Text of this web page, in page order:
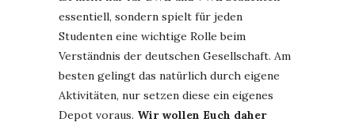
essentiell, sondern spielt für jeden
Studenten eine wichtige Rolle beim
Verständnis der deutschen Gesellschaft. Am
besten gelingt das natürlich durch eigene
Aktivitäten, nur setzen diese ein eigenes
Depot voraus. Wir wollen Euch daher